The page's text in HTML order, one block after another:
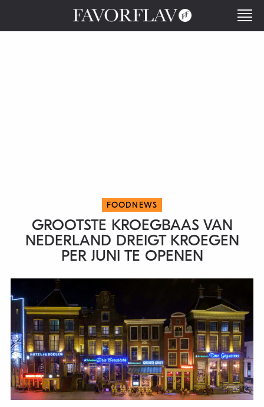
FOODNEWS
GROOTSTE KROEGBAAS VAN
NEDERLAND DREIGT KROEGEN
PER JUNI TE OPENEN